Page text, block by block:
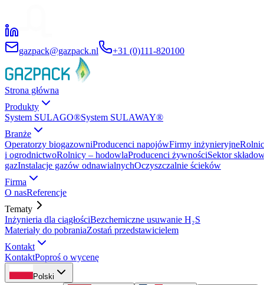
gazpack@gazpack.nl +31 (0)111-820100
Strona główna
Produkty
System SULAGO®System SULAWAY®
Branże
Operatorzy biogazowniProducenci napojówFirmy inżynieryjne
i ogrodnictwoRolnicy – hodowlaProducenci żywnościSektor
gazInstalacje gazów odnawialnychOczyszczalnie ścieków
Firma
O nasReferencje
Tematy
Inżynieria dla ciągłościBezchemiczne usuwanie H₂S
Materiały do pobraniaZostań przedstawicielem
Kontakt
KontaktPoproś o wycenę
Polski